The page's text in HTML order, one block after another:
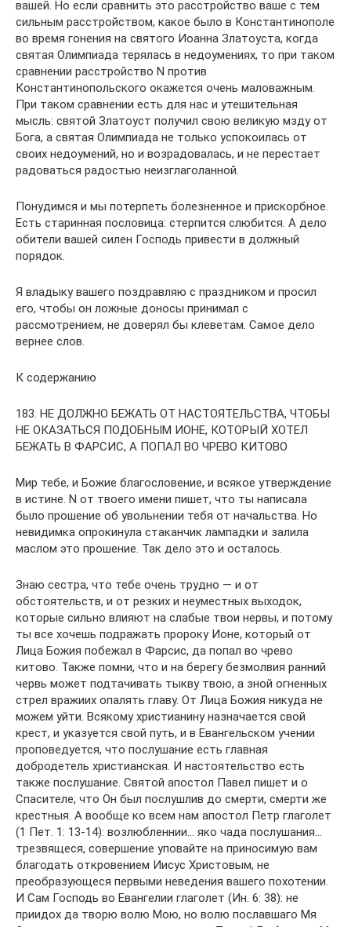
вашей. Но если сравнить это расстройство ваше с тем
сильным расстройством, какое было в Константинополе
во время гонения на святого Иоанна Златоуста, когда
святая Олимпиада терялась в недоумениях, то при таком
сравнении расстройство N против
Константинопольского окажется очень маловажным.
При таком сравнении есть для нас и утешительная
мысль: святой Златоуст получил свою великую мзду от
Бога, а святая Олимпиада не только успокоилась от
своих недоумений, но и возрадовалась, и не перестает
радоваться радостью неизглаголанной.
Понудимся и мы потерпеть болезненное и прискорбное.
Есть старинная пословица: стерпится слюбится. А дело
обители вашей силен Господь привести в должный
порядок.
Я владыку вашего поздравляю с праздником и просил
его, чтобы он ложные доносы принимал с
рассмотрением, не доверял бы клеветам. Самое дело
вернее слов.
К содержанию
183. НЕ ДОЛЖНО БЕЖАТЬ ОТ НАСТОЯТЕЛЬСТВА, ЧТОБЫ
НЕ ОКАЗАТЬСЯ ПОДОБНЫМ ИОНЕ, КОТОРЫЙ ХОТЕЛ
БЕЖАТЬ В ФАРСИС, А ПОПАЛ ВО ЧРЕВО КИТОВО
Мир тебе, и Божие благословение, и всякое утверждение
в истине. N от твоего имени пишет, что ты написала
было прошение об увольнении тебя от начальства. Но
невидимка опрокинула стаканчик лампадки и залила
маслом это прошение. Так дело это и осталось.
Знаю сестра, что тебе очень трудно — и от
обстоятельств, и от резких и неуместных выходок,
которые сильно влияют на слабые твои нервы, и потому
ты все хочешь подражать пророку Ионе, который от
Лица Божия побежал в Фарсис, да попал во чрево
китово. Также помни, что и на берегу безмолвия ранний
червь может подтачивать тыкву твою, а зной огненных
стрел вражиих опалять главу. От Лица Божия никуда не
можем уйти. Всякому христианину назначается свой
крест, и указуется свой путь, и в Евангельском учении
проповедуется, что послушание есть главная
добродетель христианская. И настоятельство есть
также послушание. Святой апостол Павел пишет и о
Спасителе, что Он был послушлив до смерти, смерти же
крестныя. А вообще ко всем нам апостол Петр глаголет
(1 Пет. 1: 13-14): возлюбленнии… яко чада послушания…
трезвящеся, совершение уповайте на приносимую вам
благодать откровением Иисус Христовым, не
преобразующеся первыми неведения вашего похотении.
И Сам Господь во Евангелии глаголет (Ин. 6: 38): не
приидох да творю волю Мою, но волю пославшаго Мя